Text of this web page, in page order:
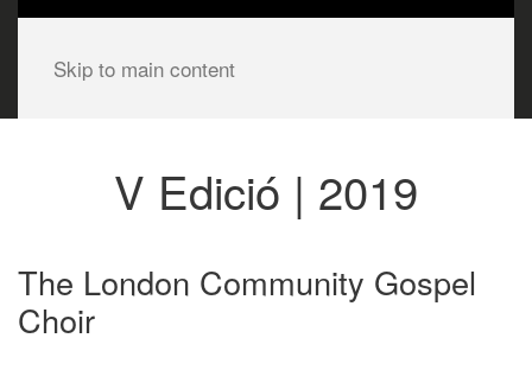
Skip to main content
V Edició | 2019
The London Community Gospel
Choir